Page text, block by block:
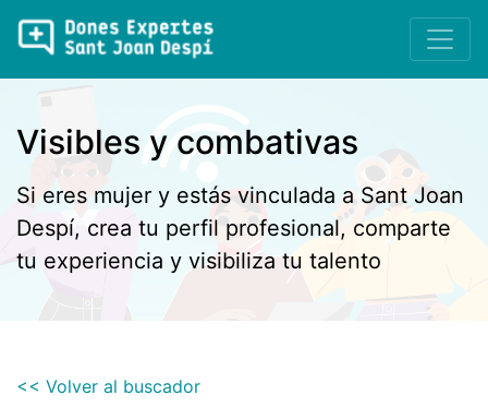
Visibles y combativas
Si eres mujer y estás vinculada a Sant Joan
Despí, crea tu perfil profesional, comparte
tu experiencia y visibiliza tu talento
<< Volver al buscador